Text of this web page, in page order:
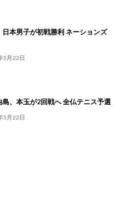
日本男子が初戦勝利 ネーションズ
5月22日
島、本玉が2回戦へ 全仏テニス予選
5月22日